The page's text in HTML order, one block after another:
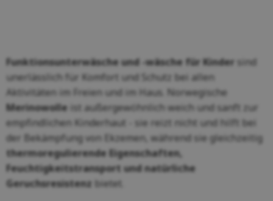
Funktionsunterwäsche und -wäsche für Kinder sind
unerlässlich für Komfort und Schutz bei allen
Aktivitäten im Freien und im Haus. Norwegische
Merinowolle ist außergewöhnlich weich und sanft zur
empfindlichen Kinderhaut - sie reizt nicht und hilft bei
der Bekämpfung von Ekzemen, während sie gleichzeitig
thermoregulierende Eigenschaften,
Feuchtigkeitstransport und natürliche
Geruchsresistenz bietet.